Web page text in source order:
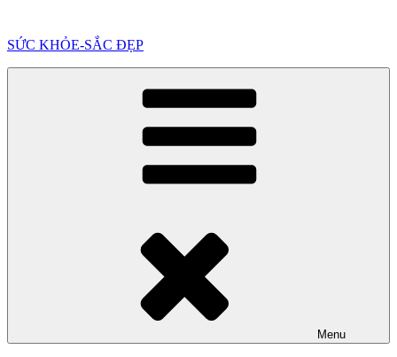
phần
SỨC KHỎE-SẮC ĐẸP
Menu